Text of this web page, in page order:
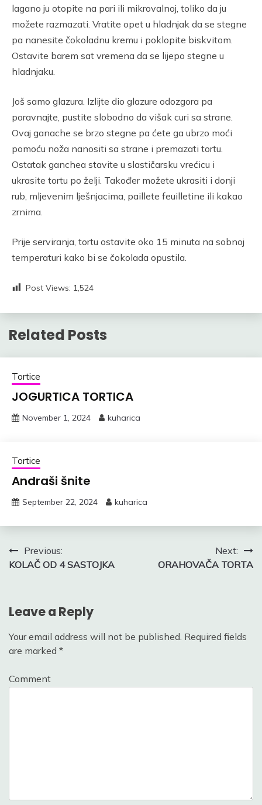
lagano ju otopite na pari ili mikrovalnoj, toliko da ju
možete razmazati. Vratite opet u hladnjak da se stegne
pa nanesite čokoladnu kremu i poklopite biskvitom.
Ostavite barem sat vremena da se lijepo stegne u
hladnjaku.
Još samo glazura. Izlijte dio glazure odozgora pa
poravnajte, pustite slobodno da višak curi sa strane.
Ovaj ganache se brzo stegne pa ćete ga ubrzo moći
pomoću noža nanositi sa strane i premazati tortu.
Ostatak ganchea stavite u slastičarsku vrećicu i
ukrasite tortu po želji. Također možete ukrasiti i donji
rub, mljevenim lješnjacima, paillete feuilletine ili kakao
zrnima.
Prije serviranja, tortu ostavite oko 15 minuta na sobnoj
temperaturi kako bi se čokolada opustila.
Post Views: 1,524
Related Posts
Tortice
JOGURTICA TORTICA
November 1, 2024 kuharica
Tortice
Andraši šnite
September 22, 2024 kuharica
Post
navigation
Previous:
KOLAČ OD 4 SASTOJKA
Next:
ORAHOVAČA TORTA
Leave a Reply
Your email address will not be published. Required fields
are marked *
Comment